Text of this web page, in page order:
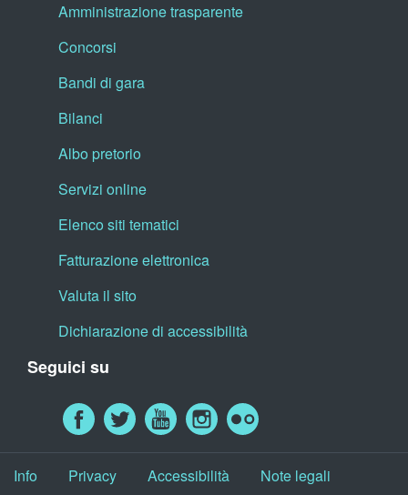
Amministrazione trasparente
Concorsi
Bandi di gara
Bilanci
Albo pretorio
Servizi online
Elenco siti tematici
Fatturazione elettronica
Valuta il sito
Dichiarazione di accessibilità
Seguici su
Info Privacy Accessibilità Note legali